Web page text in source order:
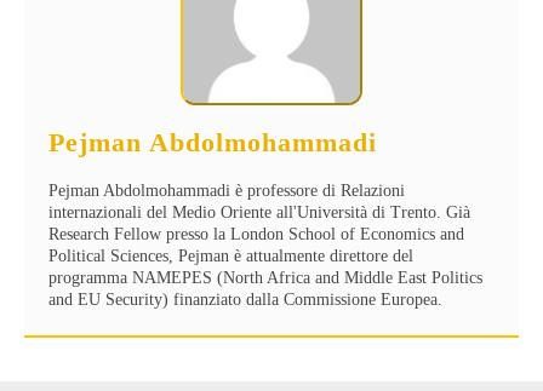
Pejman Abdolmohammadi
Pejman Abdolmohammadi è professore di Relazioni
internazionali del Medio Oriente all'Università di Trento. Già
Research Fellow presso la London School of Economics and
Political Sciences, Pejman è attualmente direttore del
programma NAMEPES (North Africa and Middle East Politics
and EU Security) finanziato dalla Commissione Europea.